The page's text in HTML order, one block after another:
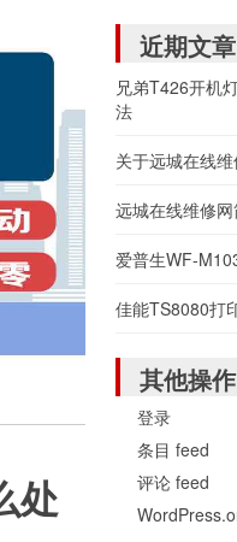
处
近期文章
兄弟T426开机
法
关于远城在线
远城在线维修网
爱普生WF-
佳能TS8080打
其他操作
登录
条目 feed
评论 feed